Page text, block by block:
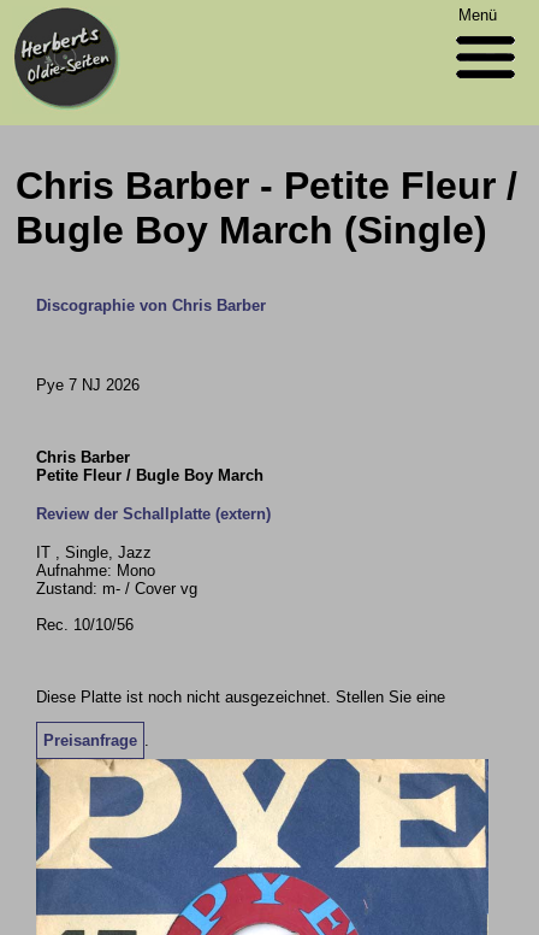
Menü
Chris Barber - Petite Fleur /
Bugle Boy March (Single)
Discographie von Chris Barber
Pye 7 NJ 2026
Chris Barber
Petite Fleur / Bugle Boy March
Review der Schallplatte (extern)
IT , Single, Jazz
Aufnahme: Mono
Zustand: m- / Cover vg
Rec. 10/10/56
Diese Platte ist noch nicht ausgezeichnet. Stellen Sie eine
Preisanfrage